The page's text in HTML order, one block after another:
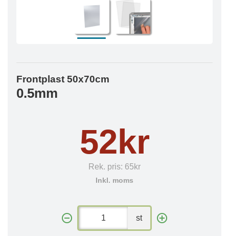
Frontplast 50x70cm
0.5mm
52kr
Rek. pris: 65kr
Inkl. moms
st